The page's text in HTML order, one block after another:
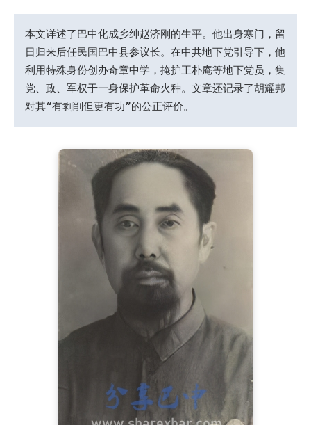
本文详述了巴中化成乡绅赵济刚的生平。他出身寒门，留
日归来后任民国巴中县参议长。在中共地下党引导下，他
利用特殊身份创办奇章中学，掩护王朴庵等地下党员，集
党、政、军权于一身保护革命火种。文章还记录了胡耀邦
对其“有剥削但更有功”的公正评价。